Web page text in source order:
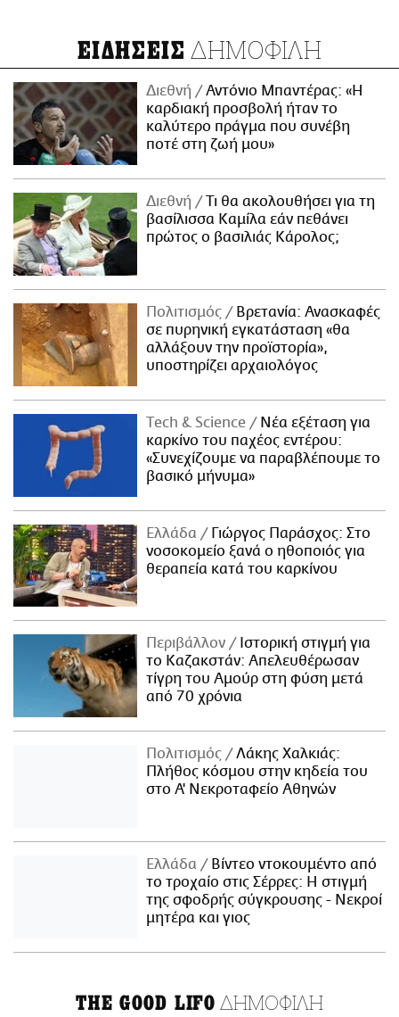
ΕΙΔΗΣΕΙΣ ΔΗΜΟΦΙΛΗ
Διεθνή
Αντόνιο Μπαντέρας: «Η
καρδιακή προσβολή ήταν το
καλύτερο πράγμα που συνέβη
ποτέ στη ζωή μου»
Διεθνή
Τι θα ακολουθήσει για τη
βασίλισσα Καμίλα εάν πεθάνει
πρώτος ο βασιλιάς Κάρολος;
Πολιτισμός
Βρετανία: Ανασκαφές
σε πυρηνική εγκατάσταση «θα
αλλάξουν την προϊστορία»,
υποστηρίζει αρχαιολόγος
Τech & Science
Νέα εξέταση για
καρκίνο του παχέος εντέρου:
«Συνεχίζουμε να παραβλέπουμε το
βασικό μήνυμα»
Ελλάδα
Γιώργος Παράσχος: Στο
νοσοκομείο ξανά ο ηθοποιός για
θεραπεία κατά του καρκίνου
Περιβάλλον
Ιστορική στιγμή για
το Καζακστάν: Απελευθέρωσαν
τίγρη του Αμούρ στη φύση μετά
από 70 χρόνια
Πολιτισμός
Λάκης Χαλκιάς:
Πλήθος κόσμου στην κηδεία του
στο Α' Νεκροταφείο Αθηνών
Ελλάδα
Βίντεο ντοκουμέντο από
το τροχαίο στις Σέρρες: Η στιγμή
της σφοδρής σύγκρουσης - Νεκροί
μητέρα και γιος
THE GOOD LIFO ΔΗΜΟΦΙΛΗ